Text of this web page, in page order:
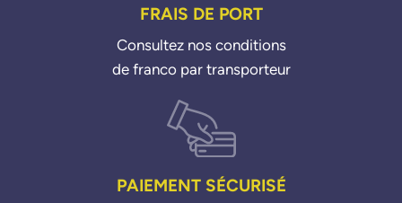
FRAIS DE PORT
Consultez nos conditions
de franco par transporteur
PAIEMENT SÉCURISÉ